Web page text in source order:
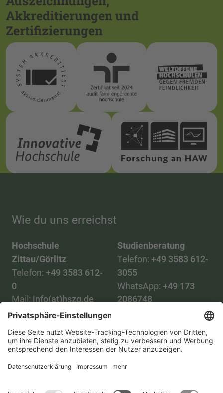
Akkreditierungen und
Zertifizierungen
Wie du uns erreichst
Hochschule
Zittau/Görlitz
Telefon: +49 3583 612-
0
Mail: info(at)hszg.de
Studienberatung
Telefon: +49 3583 612-
3055
WhatsApp: +49 173
2086748
Alle StudiengängeDatenschutz
ImpressumBarrierefreiheitPresse